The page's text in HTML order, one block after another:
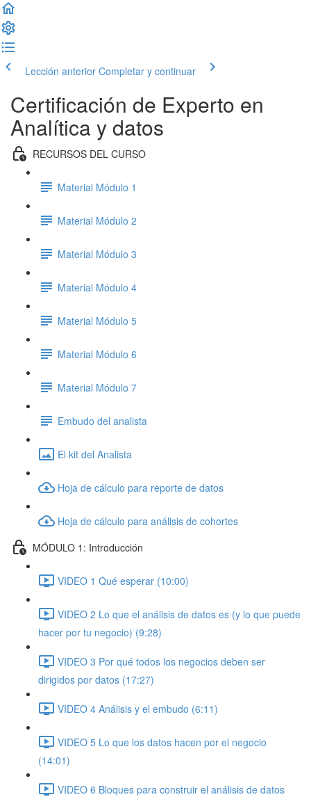
Lección anterior Completar y continuar
Certificación de Experto en
Analítica y datos
RECURSOS DEL CURSO
Material Módulo 1
Material Módulo 2
Material Módulo 3
Material Módulo 4
Material Módulo 5
Material Módulo 6
Material Módulo 7
Embudo del analista
El kit del Analista
Hoja de cálculo para reporte de datos
Hoja de cálculo para análisis de cohortes
MÓDULO 1: Introducción
VIDEO 1 Qué esperar (10:00)
VIDEO 2 Lo que el análisis de datos es (y lo que puede
hacer por tu negocio) (9:28)
VIDEO 3 Por qué todos los negocios deben ser
dirigidos por datos (17:27)
VIDEO 4 Análisis y el embudo (6:11)
VIDEO 5 Lo que los datos hacen por el negocio
(14:01)
VIDEO 6 Bloques para construir el análisis de datos